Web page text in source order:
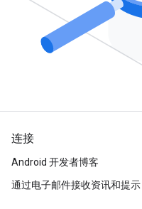
连接
Android 开发者博客
通过电子邮件接收资讯和提示